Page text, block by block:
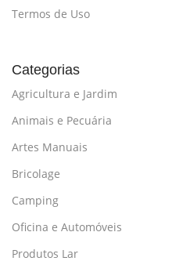
Termos de Uso
Categorias
Agricultura e Jardim
Animais e Pecuária
Artes Manuais
Bricolage
Camping
Oficina e Automóveis
Produtos Lar